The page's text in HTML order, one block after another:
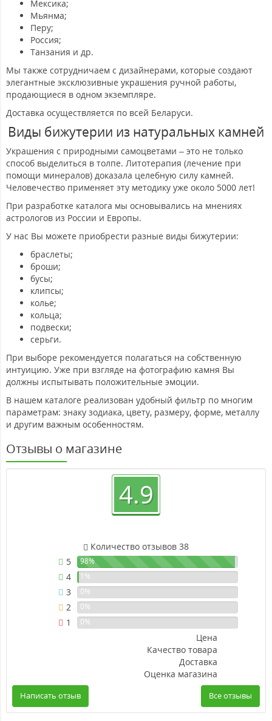
Мексика;
Мьянма;
Перу;
Россия;
Танзания и др.
Мы также сотрудничаем с дизайнерами, которые создают
элегантные эксклюзивные украшения ручной работы,
продающиеся в одном экземпляре.
Доставка осуществляется по всей Беларуси.
Виды бижутерии из натуральных камней
Украшения с природными самоцветами – это не только
способ выделиться в толпе. Литотерапия (лечение при
помощи минералов) доказала целебную силу камней.
Человечество применяет эту методику уже около 5000 лет!
При разработке каталога мы основывались на мнениях
астрологов из России и Европы.
У нас Вы можете приобрести разные виды бижутерии:
браслеты;
броши;
бусы;
клипсы;
колье;
кольца;
подвески;
серьги.
При выборе рекомендуется полагаться на собственную
интуицию. Уже при взгляде на фотографию камня Вы
должны испытывать положительные эмоции.
В нашем каталоге реализован удобный фильтр по многим
параметрам: знаку зодиака, цвету, размеру, форме, металлу
и другим важным особенностям.
Отзывы о магазине
4.9
Количество отзывов 38
5
98%
4 1%
3 0%
2 0%
1 0%
Цена
Качество товара
Доставка
Оценка магазина
Написать отзыв Все отзывы